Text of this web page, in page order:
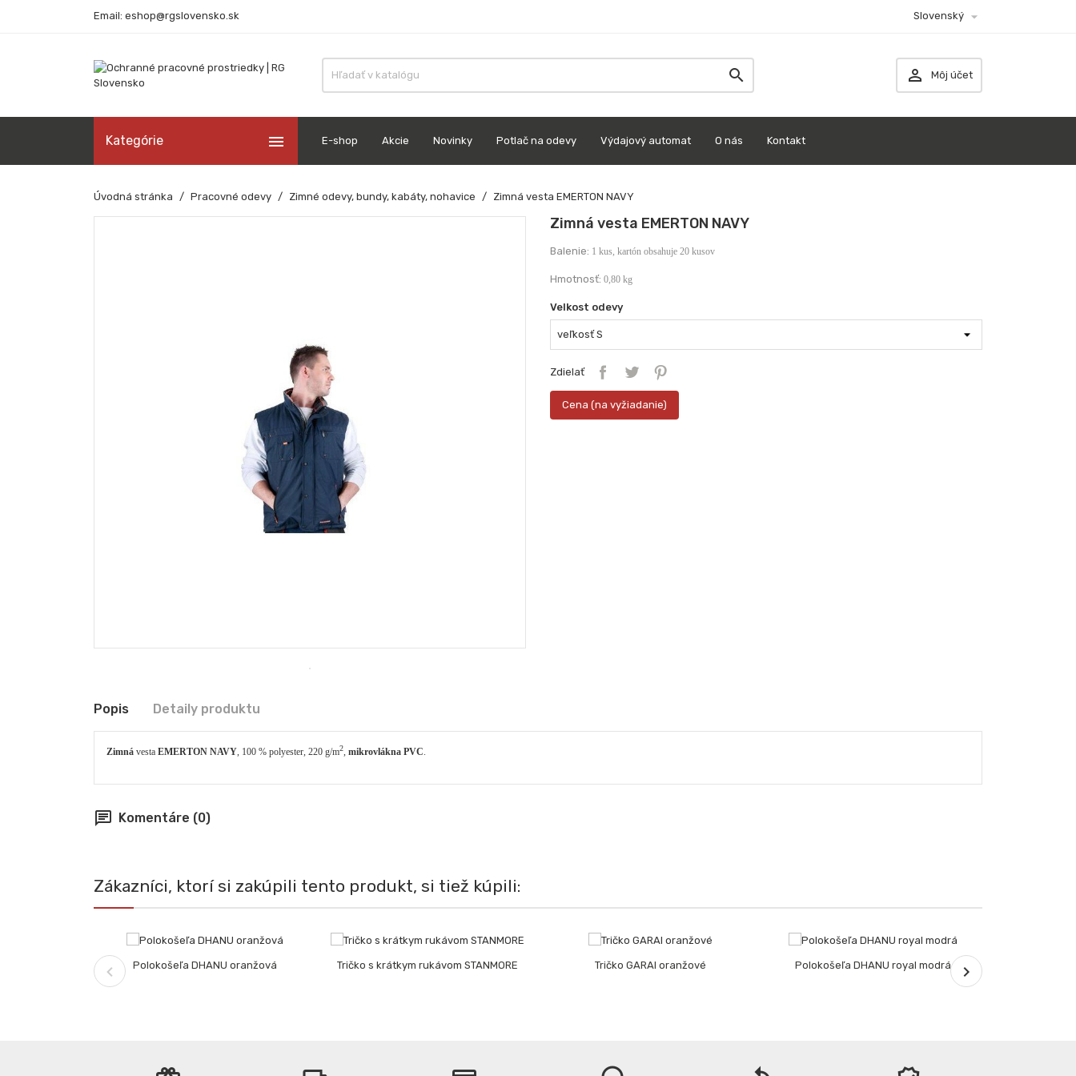
Email: eshop@rgslovensko.sk Slovenský 
  Môj účet
Kategórie  E-shop Akcie Novinky Potlač na odevy Výdajový automat O nás Kontakt
Úvodná stránka Pracovné odevy Zimné odevy, bundy, kabáty, nohavice Zimná vesta EMERTON NAVY
Zimná vesta EMERTON NAVY
Balenie: 1 kus, kartón obsahuje 20 kusov
Hmotnosť: 0,80 kg
Velkost odevy
Zdielať
Cena (na vyžiadanie)
Popis Detaily produktu
Zimná vesta EMERTON NAVY , 100 % polyester, 220 g/m2 mikrovlákna PVC
chat Komentáre (0)
Zákazníci, ktorí si zakúpili tento produkt, si tiež kúpili:
Polokošeľa DHANU oranžová Tričko s krátkym rukávom STANMORE Tričko GARAI oranžové
Polokošeľa DHANU royal modrá